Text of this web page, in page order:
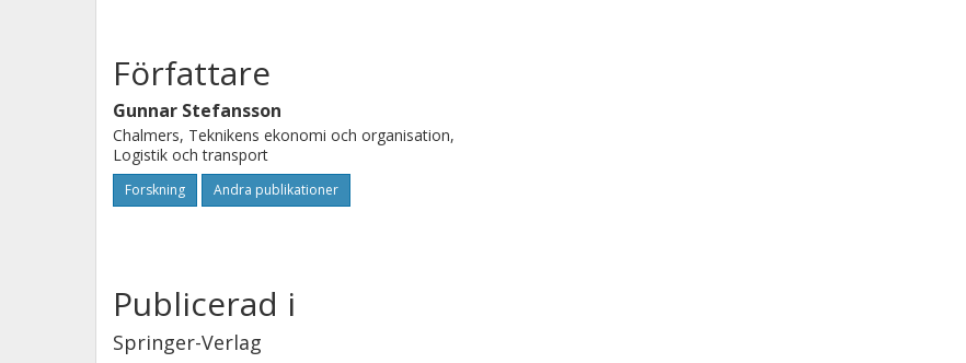
Författare
Gunnar Stefansson
Chalmers, Teknikens ekonomi och organisation,
Logistik och transport
Forskning Andra publikationer
Publicerad i
Springer-Verlag